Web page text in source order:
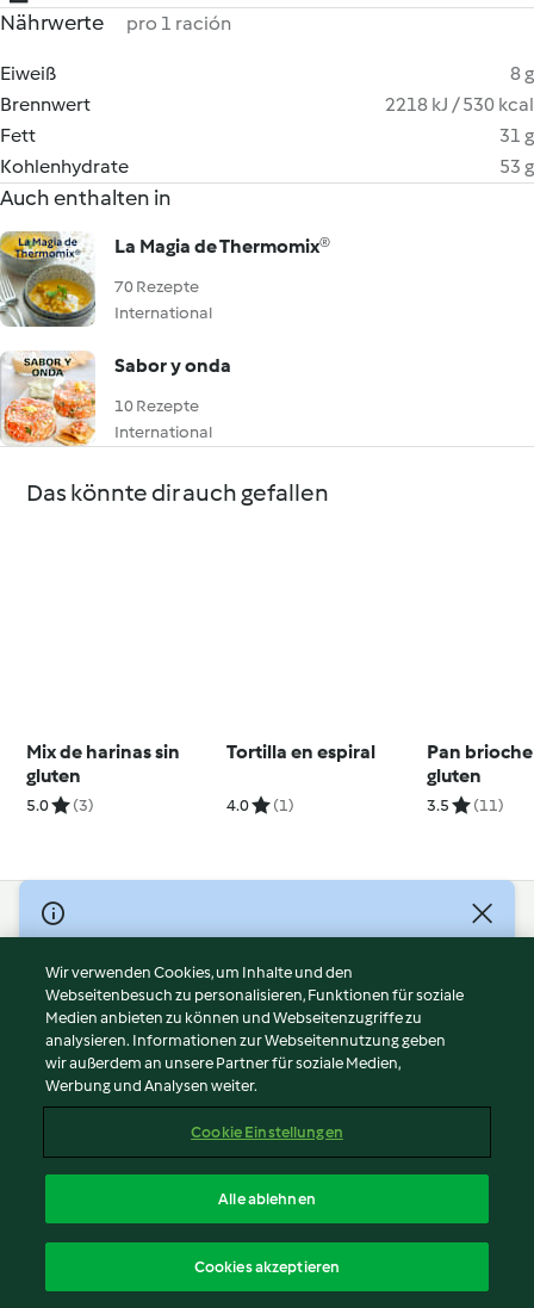
Nährwerte pro 1 ración
Eiweiß
8 g
Brennwert
2218 kJ / 530 kcal
Fett
31 g
Kohlenhydrate
53 g
Auch enthalten in
La Magia de Thermomix®
70 Rezepte
International
Sabor y onda
10 Rezepte
International
Das könnte dir auch gefallen
Mix de harinas sin
gluten
5.0 (3)
Tortilla en espiral
4.0 (1)
Pan
gluten
3.5 (11)
© Copyright 2026
Nutzungsbedingungen
Datenschutzrichtlinien
Disclaimer
Impressum
Cookies
Abo kündigen
Erklärung zur Barrierefreiheit
Wir verwenden Cookies, um Inhalte und den
Webseitenbesuch zu personalisieren, Funktionen für soziale
Medien anbieten zu können und Webseitenzugriffe zu
analysieren. Informationen zur Webseitennutzung geben
wir außerdem an unsere Partner für soziale Medien,
Werbung und Analysen weiter.
Cookie Einstellungen
Alle ablehnen
Cookies akzeptieren